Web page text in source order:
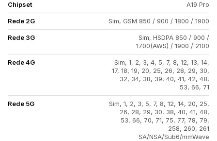
Chipset A19 Pro
Rede 2G Sim, GSM 850 / 900 / 1800 / 1900
Rede 3G
Sim, HSDPA 850 / 900 /
1700(AWS) / 1900 / 2100
Rede 4G
Sim, 1, 2, 3, 4, 5, 7, 8, 12, 13, 14,
17, 18, 19, 20, 25, 26, 28, 29, 30,
32, 34, 38, 39, 40, 41, 42, 48,
53, 66, 71
Rede 5G
Sim, 1, 2, 3, 5, 7, 8, 12, 14, 20, 25,
26, 28, 29, 30, 38, 40, 41, 48,
53, 66, 70, 71, 75, 77, 78, 79,
258, 260, 261
SA/NSA/Sub6/mmWave